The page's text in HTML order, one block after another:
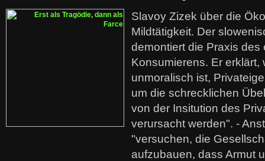
Slavoy Zizek über die
Mildtätigkeit. Der
demontiert die Praxis des
Konsumierens. Er erklärt,
unmoralisch ist,
um die schrecklichen
von der Insitution des
verursacht werden". -
"versuchen, die
aufzubauen, dass Armut